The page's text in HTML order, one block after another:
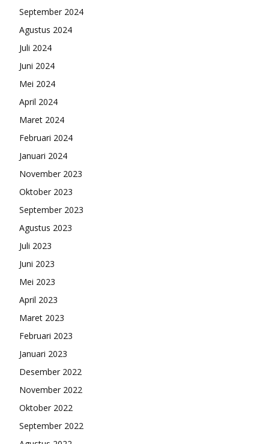
September 2024
Agustus 2024
Juli 2024
Juni 2024
Mei 2024
April 2024
Maret 2024
Februari 2024
Januari 2024
November 2023
Oktober 2023
September 2023
Agustus 2023
Juli 2023
Juni 2023
Mei 2023
April 2023
Maret 2023
Februari 2023
Januari 2023
Desember 2022
November 2022
Oktober 2022
September 2022